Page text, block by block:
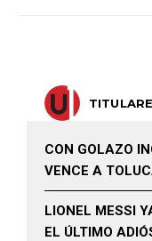
CON GOLAZO
VENCE A
LIONEL MESSI
EL ÚLTIMO